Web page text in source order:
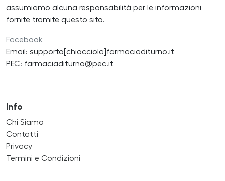
assumiamo alcuna responsabilità per le informazioni
fornite tramite questo sito.
Facebook
Email: supporto[chiocciola]farmaciaditurno.it
PEC: farmaciaditurno@pec.it
Info
Chi Siamo
Contatti
Privacy
Termini e Condizioni